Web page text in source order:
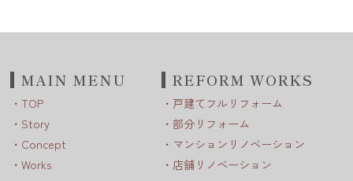
MAIN MENU
TOP
Story
Concept
Works
REFORM WORKS
戸建てフルリフォーム
部分リフォーム
マンションリノベーション
店舗リノベーション